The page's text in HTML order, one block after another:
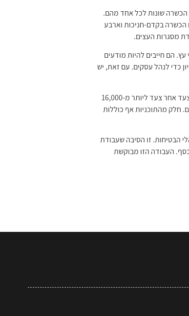
הכשרה שונות לכל אחד מהם.
הכשרה בקדם-חניכות וארבע
מסגרות העצים.
הם חייבים להיות מודעים
כדי לנהל עסקים. עם זאת, יש
תוכניות חניכות בנגרות יכולות להועיל מאוד למי שחושבים ברצינות על המקצוע. תוכניות אלה מכוונות למתחילים ומספקות תוכניות צעד אחר צעד ליותר מ-16,000
וידיים. חלק מהתוכניות אף כוללות
הבטיחות. זו הסיבה שעבודת
עץ קרפנטר שווה את הכסף. העבודה הזו מבוקשת